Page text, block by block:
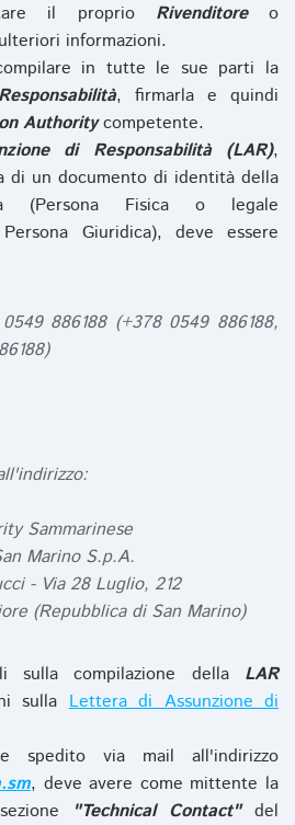
il proprio Rivenditoreo
informazioni.
in tutte le sue parti la
, firmarla e quindi
Authoritycompetente.
di Responsabilità (LAR),
di un documento di identità della
(Persona Fisica o legale
Giuridica), deve essere
886188 (+378 0549 886188,
Sammarinese
Marino S.p.A.
- Via 28 Luglio, 212
(Repubblica di San Marino)
sulla compilazione della LAR
sullaLettera di Assunzione di
spedito via mail all'indirizzo
, deve avere come mittente la
"Technical Contact"del